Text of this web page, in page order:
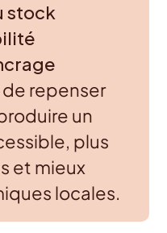
stock
de repenser
un
plus
et mieux
locales.